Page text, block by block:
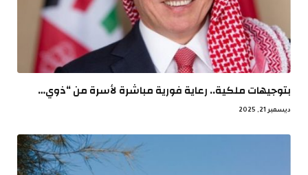
بتوجيهات ملكية.. رعاية فورية مباشرة لأسرة من “ذوي…
ديسمبر 21, 2025